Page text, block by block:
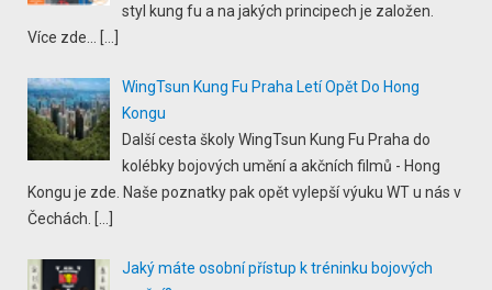
styl kung fu a na jakých principech je založen.
Více zde...
WingTsun Kung Fu Praha Letí Opět Do Hong
Kongu
Další cesta školy WingTsun Kung Fu Praha do
kolébky bojových umění a akčních filmů - Hong
Kongu je zde. Naše poznatky pak opět vylepší výuku WT u nás v
Čechách.
Jaký máte osobní přístup k tréninku bojových